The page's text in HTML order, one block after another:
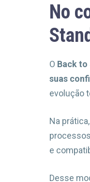
No
O Back to
suas
evolução
Na
e
Desse